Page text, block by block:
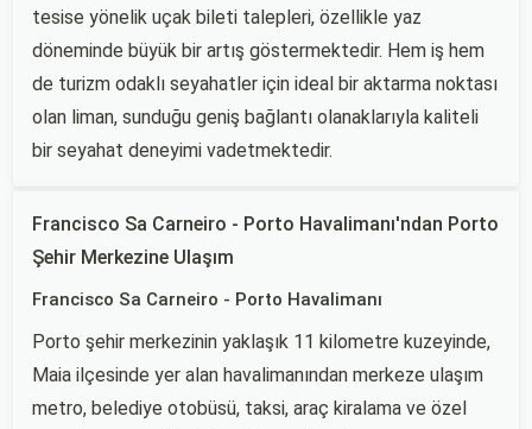
tesise yönelik uçak bileti talepleri, özellikle yaz
döneminde büyük bir artış göstermektedir. Hem iş hem
de turizm odaklı seyahatler için ideal bir aktarma noktası
olan liman, sunduğu geniş bağlantı olanaklarıyla kaliteli
bir seyahat deneyimi vadetmektedir.
Francisco Sa Carneiro - Porto Havalimanı'ndan Porto
Şehir Merkezine Ulaşım
Francisco Sa Carneiro - Porto Havalimanı
Porto şehir merkezinin yaklaşık 11 kilometre kuzeyinde,
Maia ilçesinde yer alan havalimanından merkeze ulaşım
metro, belediye otobüsü, taksi, araç kiralama ve özel